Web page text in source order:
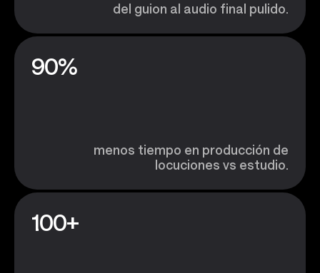
del guion al audio final pulido.
90%
menos tiempo en producción de
locuciones vs estudio.
100+